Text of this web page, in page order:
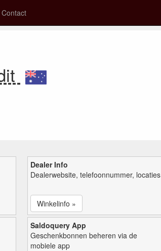
Contact
Dealer Info
Dealerwebsite, telefoonnummer, locaties
Winkelinfo »
Saldoquery App
Geschenkbonnen beheren via de
mobiele app